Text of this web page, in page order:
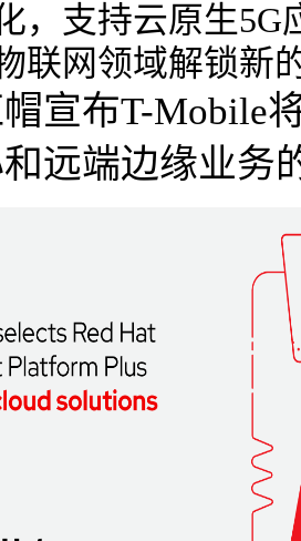
，支持云原生5G
联网领域解锁新
宣布T-Mobile
远端边缘业务